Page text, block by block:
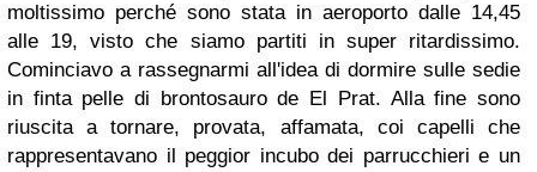
moltissimo perché sono stata in aeroporto dalle 14,45
alle 19, visto che siamo partiti in super ritardissimo.
Cominciavo a rassegnarmi all'idea di dormire sulle sedie
in finta pelle di brontosauro de El Prat. Alla fine sono
riuscita a tornare, provata, affamata, coi capelli che
rappresentavano il peggior incubo dei parrucchieri e un